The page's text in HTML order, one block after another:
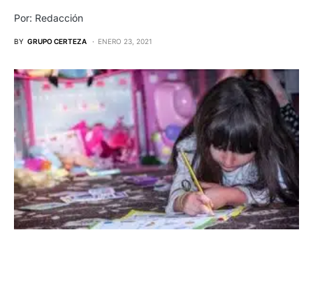
Por: Redacción
BY GRUPO CERTEZA ENERO 23, 2021